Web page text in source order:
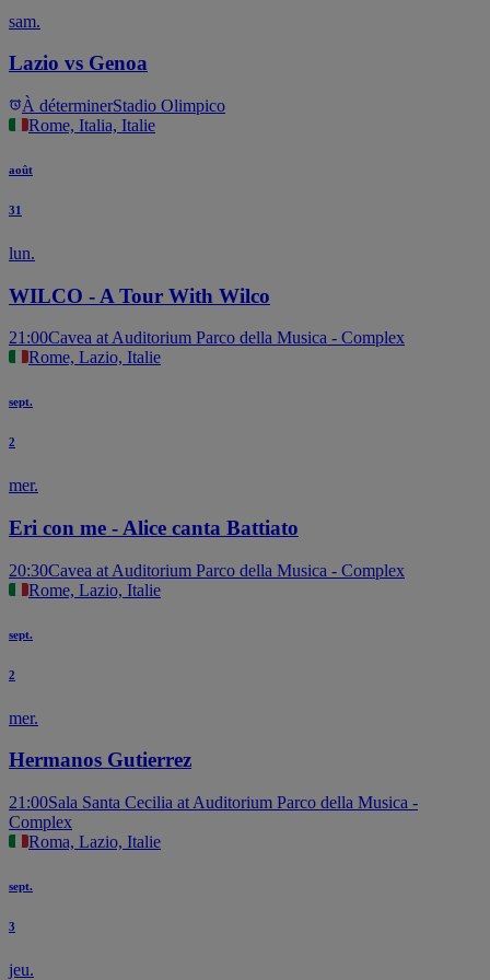
sam.
Lazio vs Genoa
À déterminerStadio Olimpico
Rome, Italia, Italie
août
31
lun.
WILCO - A Tour With Wilco
21:00Cavea at Auditorium Parco della Musica - Complex
Rome, Lazio, Italie
sept.
2
mer.
Eri con me - Alice canta Battiato
20:30Cavea at Auditorium Parco della Musica - Complex
Rome, Lazio, Italie
sept.
2
mer.
Hermanos Gutierrez
21:00Sala Santa Cecilia at Auditorium Parco della Musica -
Complex
Roma, Lazio, Italie
sept.
3
jeu.